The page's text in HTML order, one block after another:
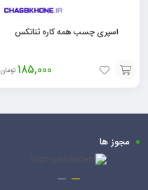
اسپری چسب همه کاره ثناتکس
185,000 تومان
افزودن
به
مجوز ها